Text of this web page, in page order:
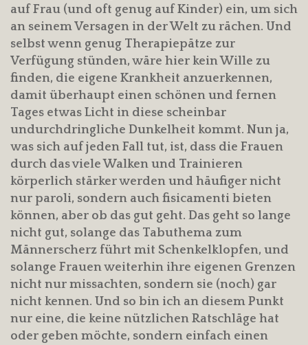
auf Frau (und oft genug auf Kinder) ein, um sich
an seinem Versagen in der Welt zu rächen. Und
selbst wenn genug Therapiepätze zur
Verfügung stünden, wäre hier kein Wille zu
finden, die eigene Krankheit anzuerkennen,
damit überhaupt einen schönen und fernen
Tages etwas Licht in diese scheinbar
undurchdringliche Dunkelheit kommt. Nun ja,
was sich auf jeden Fall tut, ist, dass die Frauen
durch das viele Walken und Trainieren
körperlich stärker werden und häufiger nicht
nur paroli, sondern auch fisicamenti bieten
können, aber ob das gut geht. Das geht so lange
nicht gut, solange das Tabuthema zum
Männerscherz führt mit Schenkelklopfen, und
solange Frauen weiterhin ihre eigenen Grenzen
nicht nur missachten, sondern sie (noch) gar
nicht kennen. Und so bin ich an diesem Punkt
nur eine, die keine nützlichen Ratschläge hat
oder geben möchte, sondern einfach einen